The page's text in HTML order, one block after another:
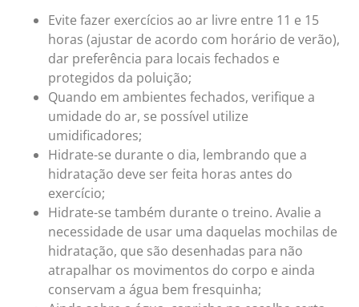
Evite fazer exercícios ao ar livre entre 11 e 15
horas (ajustar de acordo com horário de verão),
dar preferência para locais fechados e
protegidos da poluição;
Quando em ambientes fechados, verifique a
umidade do ar, se possível utilize
umidificadores;
Hidrate-se durante o dia, lembrando que a
hidratação deve ser feita horas antes do
exercício;
Hidrate-se também durante o treino. Avalie a
necessidade de usar uma daquelas mochilas de
hidratação, que são desenhadas para não
atrapalhar os movimentos do corpo e ainda
conservam a água bem fresquinha;